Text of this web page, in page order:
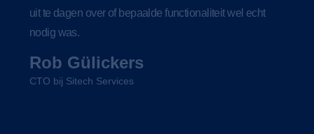
uit te dagen over of bepaalde functionaliteit wel echt
nodig was.
Rob Gülickers
CTO bij Sitech Services